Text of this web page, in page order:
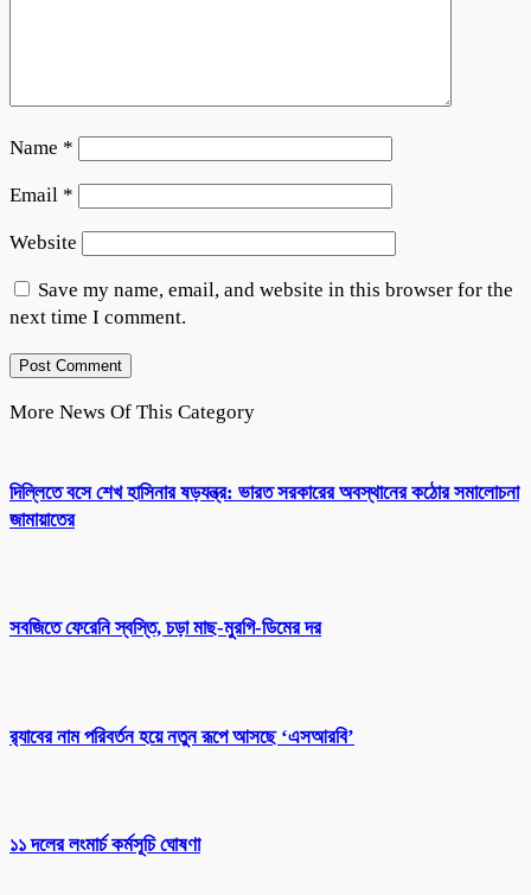
Name *
Email *
Website
Save my name, email, and website in this browser for the
next time I comment.
More News Of This Category
দিল্লিতে বসে শেখ হাসিনার ষড়যন্ত্র: ভারত সরকারের অবস্থানের কঠোর সমালোচনা
জামায়াতের
সবজিতে ফেরেনি স্বস্তি, চড়া মাছ-মুরগি-ডিমের দর
র‌্যাবের নাম পরিবর্তন হয়ে নতুন রূপে আসছে ‘এসআরবি’
১১ দলের লংমার্চ কর্মসূচি ঘোষণা